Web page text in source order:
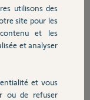
utilisons des
site pour les
et les
et analyser
et vous
ou de refuser